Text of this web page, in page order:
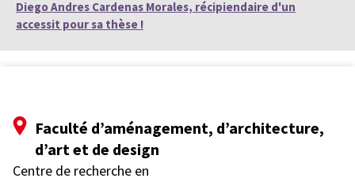
Diego Andres Cardenas Morales, récipiendaire d'un
accessit pour sa thèse !
Faculté d’aménagement, d’architecture,
d’art et de design
Centre de recherche en